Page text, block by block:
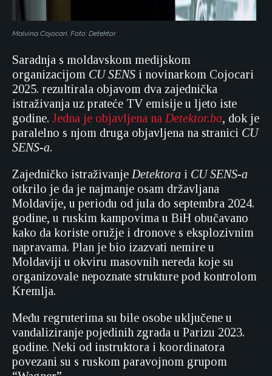
Malvina Cojocari. Foto: Detektor
Saradnja s moldavskom medijskom
organizacijom CU SENS i novinarkom Cojocari
2025. rezultirala objavom dva zajednička
istraživanja uz prateće TV emisije u ljeto iste
godine. Jedna je objavljena na Detektor.ba, dok je
paralelno s njom druga objavljena na stranici CU
SENS-a.
Zajedničko istraživanje Detektora i CU SENS-a
otkrilo je da je najmanje osam državljana
Moldavije, u periodu od jula do septembra 2024.
godine, u ruskim kampovima u BiH obučavano
kako da koriste oružje i dronove s eksplozivnim
napravama. Plan je bio izazvati nemire u
Moldaviji u okviru masovnih nereda koje su
organizovale nepoznate strukture pod kontrolom
Kremlja.
Među regruterima su bile osobe uključene u
vandaliziranje pojedinih zgrada u Parizu 2023.
godine. Neki od instruktora i koordinatora
povezani su s ruskom paravojnom grupom